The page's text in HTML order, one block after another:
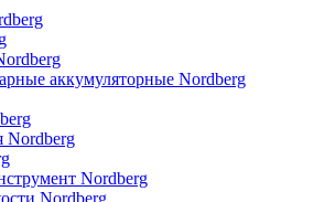
аккумуляторные Nordberg
Nordberg
Nordberg
Nordberg